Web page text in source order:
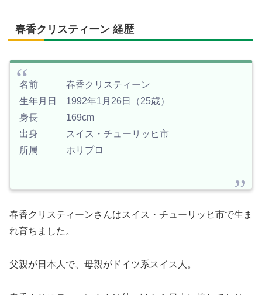
春香クリスティーン 経歴
名前 春香クリスティーン
生年月日 1992年1月26日（25歳）
身長 169cm
出身 スイス・チューリッヒ市
所属 ホリプロ
春香クリスティーンさんはスイス・チューリッヒ市で生ま
れ育ちました。
父親が日本人で、母親がドイツ系スイス人。